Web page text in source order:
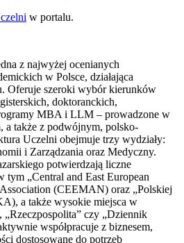
w portalu.
z najwyżej ocenianych
w Polsce, działająca
Oferuje szeroki wybór kierunków
doktoranckich,
MBA i LLM – prowadzone w
a także z podwójnym, polsko-
Uczelni obejmuje trzy wydziały:
i Zarządzania oraz Medyczny.
potwierdzają liczne
„Central and East European
(CEEMAN) oraz „Polskiej
a także wysokie miejsca w
„Rzeczpospolita” czy „Dziennik
współpracuje z biznesem,
dostosowane do potrzeb